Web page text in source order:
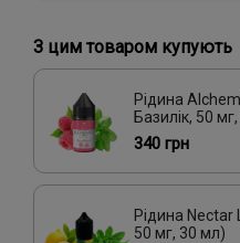
Кавун, Вишня/Черешня
Жуйка (фруктова), Чорниця/
З цим товаром купують
Рідина
Базилік, 50
340 грн
Рідина
50 мг, 30 мл)